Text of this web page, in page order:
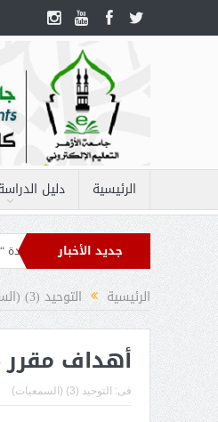
الرئيسية دليل
جديد الأخبار – الفقه 1 أهداف مقرر – العقيدة
الرئيسية التوحيد (3) (السمعيات)
أهداف مقرر –
فى: التوحيد (3) (السمعيات)